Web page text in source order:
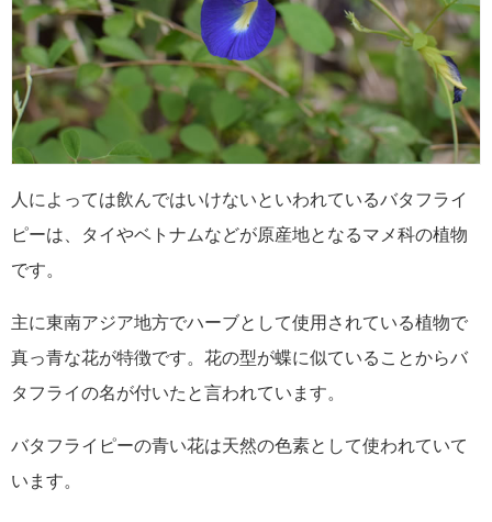
人によっては飲んではいけないといわれているバタフライ
ピーは、タイやベトナムなどが原産地となるマメ科の植物
です。
主に東南アジア地方でハーブとして使用されている植物で
真っ青な花が特徴です。花の型が蝶に似ていることからバ
タフライの名が付いたと言われています。
バタフライピーの青い花は天然の色素として使われていて
います。